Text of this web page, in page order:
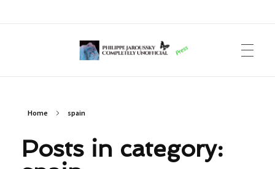
Home spain
Posts in category: